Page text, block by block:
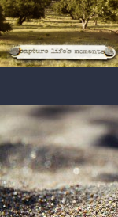
AU
CONTENU
PRINCIPAL